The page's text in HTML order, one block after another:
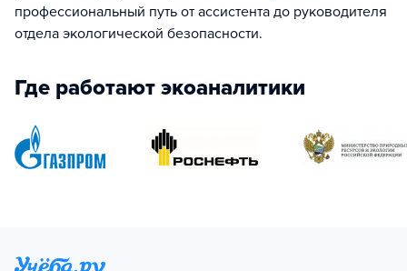
профессиональный путь от ассистента до руководителя
отдела экологической безопасности.
Где работают экоаналитики